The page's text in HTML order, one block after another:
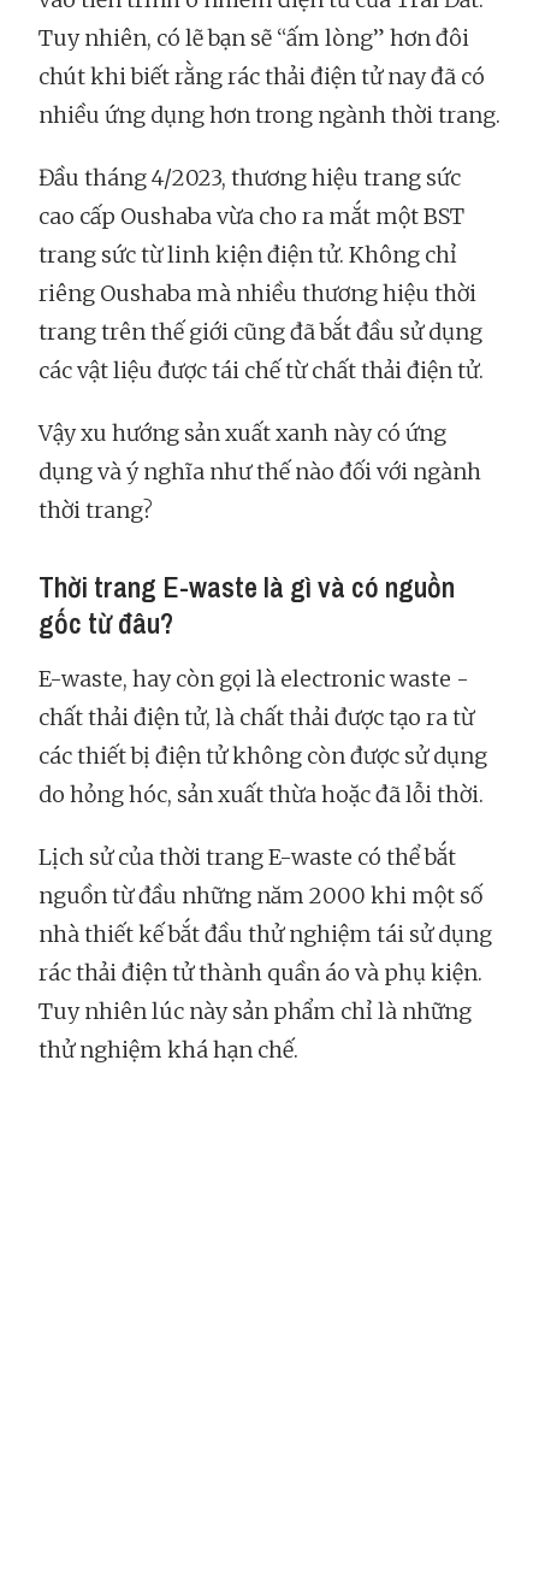
Tuy nhiên, có lẽ bạn sẽ “ấm lòng” hơn đôi
chút khi biết rằng rác thải điện tử nay đã có
nhiều ứng dụng hơn trong ngành thời trang.
Đầu tháng 4/2023, thương hiệu trang sức
cao cấp Oushaba vừa cho ra mắt một BST
trang sức từ linh kiện điện tử. Không chỉ
riêng Oushaba mà nhiều thương hiệu thời
trang trên thế giới cũng đã bắt đầu sử dụng
các vật liệu được tái chế từ chất thải điện tử.
Vậy xu hướng sản xuất xanh này có ứng
dụng và ý nghĩa như thế nào đối với ngành
thời trang?
Thời trang E-waste là gì và có nguồn
gốc từ đâu?
E-waste, hay còn gọi là electronic waste -
chất thải điện tử, là chất thải được tạo ra từ
các thiết bị điện tử không còn được sử dụng
do hỏng hóc, sản xuất thừa hoặc đã lỗi thời.
Lịch sử của thời trang E-waste có thể bắt
nguồn từ đầu những năm 2000 khi một số
nhà thiết kế bắt đầu thử nghiệm tái sử dụng
rác thải điện tử thành quần áo và phụ kiện.
Tuy nhiên lúc này sản phẩm chỉ là những
thử nghiệm khá hạn chế.